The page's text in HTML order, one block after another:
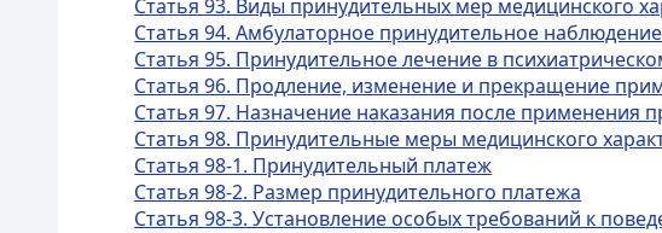
Статья 93. Виды принудительных мер медицинского
Статья 94. Амбулаторное принудительное
Статья 95. Принудительное лечение в
Статья 96. Продление, изменение и прекращение
Статья 97. Назначение наказания после применения
Статья 98. Принудительные меры медицинского
Статья 98-1. Принудительный платеж
Статья 98-2. Размер принудительного платежа
Статья 98-3. Установление особых требований к